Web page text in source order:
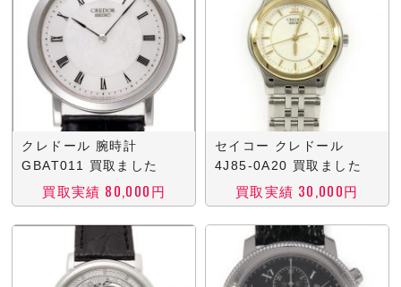
クレドール 腕時計
GBAT011 買取ました
買取実績 80,000円
セイコー クレドール
4J85-0A20 買取ました
買取実績 30,000円